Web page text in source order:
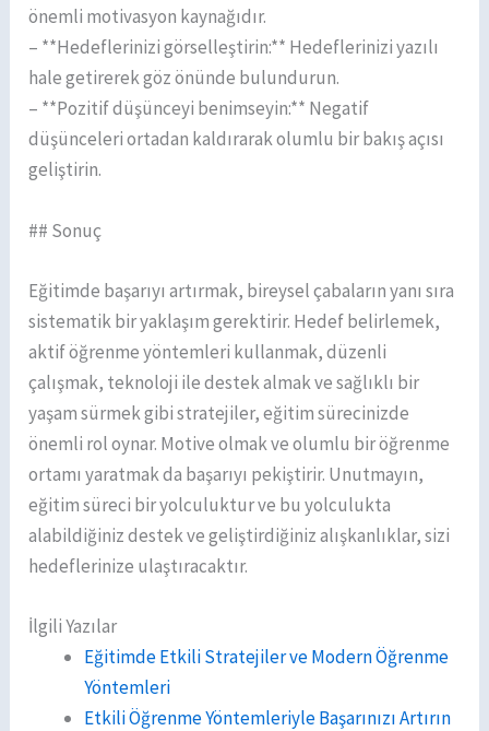
önemli motivasyon kaynağıdır.
– **Hedeflerinizi görselleştirin:** Hedeflerinizi yazılı
hale getirerek göz önünde bulundurun.
– **Pozitif düşünceyi benimseyin:** Negatif
düşünceleri ortadan kaldırarak olumlu bir bakış açısı
geliştirin.
## Sonuç
Eğitimde başarıyı artırmak, bireysel çabaların yanı sıra
sistematik bir yaklaşım gerektirir. Hedef belirlemek,
aktif öğrenme yöntemleri kullanmak, düzenli
çalışmak, teknoloji ile destek almak ve sağlıklı bir
yaşam sürmek gibi stratejiler, eğitim sürecinizde
önemli rol oynar. Motive olmak ve olumlu bir öğrenme
ortamı yaratmak da başarıyı pekiştirir. Unutmayın,
eğitim süreci bir yolculuktur ve bu yolculukta
alabildiğiniz destek ve geliştirdiğiniz alışkanlıklar, sizi
hedeflerinize ulaştıracaktır.
İlgili Yazılar
Eğitimde Etkili Stratejiler ve Modern Öğrenme
Yöntemleri
Etkili Öğrenme Yöntemleriyle Başarınızı Artırın